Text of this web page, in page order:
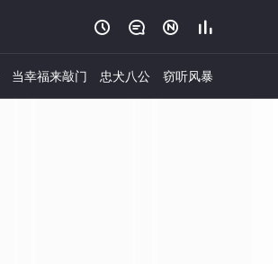
   
当幸福来敲门 忠犬八公 窃听风暴